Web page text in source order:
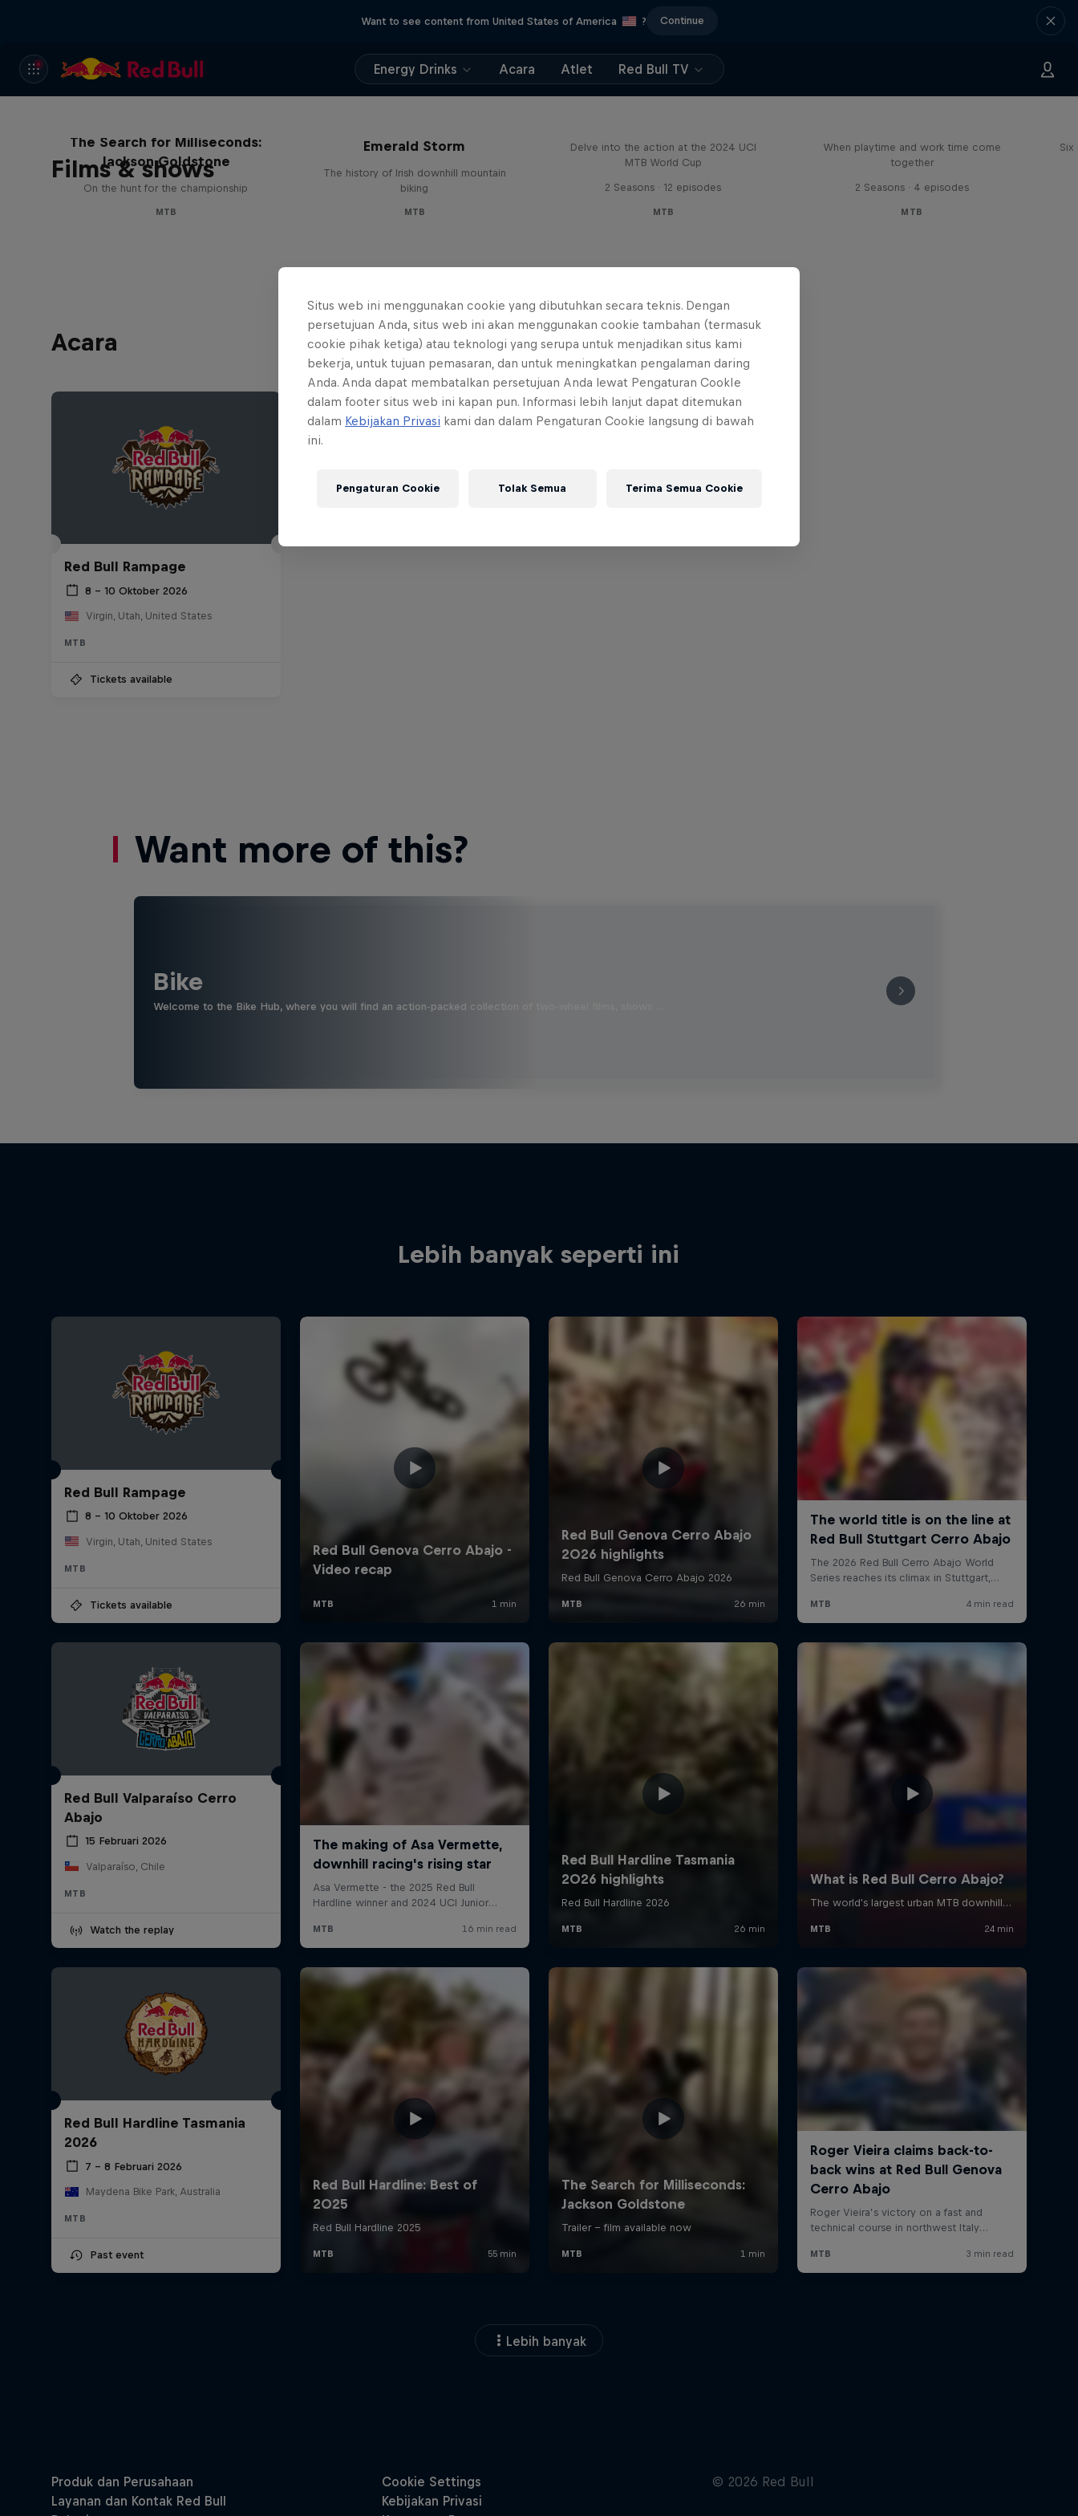
Want to see content from United States of America ? Continue
Energy Drinks Acara Atlet Red Bull TV
Films & shows
The Search for Milliseconds:
Jackson Goldstone
On the hunt for the championship
MTB
Emerald Storm
The history of Irish downhill mountain
biking
MTB
Delve into the action at the 2024 UCI
MTB World Cup
2 Seasons · 12 episodes
MTB
When playtime and work time come
together
2 Seasons · 4 episodes
MTB
Six
Acara
Red Bull Rampage
8 – 10 Oktober 2026
Virgin, Utah, United States
MTB
Tickets available
Want more of this?
Bike
Welcome to the Bike Hub, where you will find an action-packed collection of two-wheel films, shows …
Lebih banyak seperti ini
Red Bull Rampage
8 – 10 Oktober 2026
Virgin, Utah, United States
MTB
Tickets available
Red Bull Valparaíso Cerro
Abajo
15 Februari 2026
Valparaíso, Chile
MTB
Watch the replay
Red Bull Hardline Tasmania
2026
7 – 8 Februari 2026
Maydena Bike Park, Australia
MTB
Past event
Lebih banyak
Situs web ini menggunakan cookie yang dibutuhkan secara teknis. Dengan
persetujuan Anda, situs web ini akan menggunakan cookie tambahan (termasuk
cookie pihak ketiga) atau teknologi yang serupa untuk menjadikan situs kami
bekerja, untuk tujuan pemasaran, dan untuk meningkatkan pengalaman daring
Anda. Anda dapat membatalkan persetujuan Anda lewat Pengaturan CookIe
dalam footer situs web ini kapan pun. Informasi lebih lanjut dapat ditemukan
dalam Kebijakan Privasi kami dan dalam Pengaturan Cookie langsung di bawah
ini.
Pengaturan Cookie Tolak Semua Terima Semua Cookie